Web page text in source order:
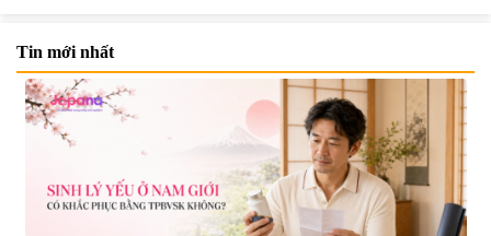
Viên uống bổ não Ribeto Shoji
57.920
1.450.000 đ
Viên nang uống cải thiện thị lực,
trí nhớ DHA + EPA + Flaxseed
Oil 30 viên/gói - Date 02/2027
|52.346
225.000 đ
Tin mới nhất